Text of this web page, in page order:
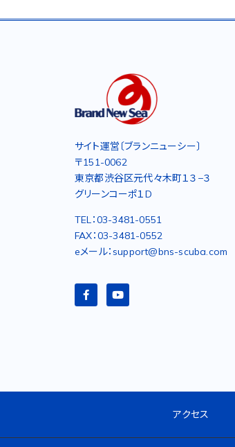
サイト運営〔ブランニューシー〕
〒151-0062
東京都渋谷区元代々木町１３−３
グリーンコーポ１D
TEL：03-3481-0551
FAX：03-3481-0552
eメール：support@bns-scuba.com
アクセス